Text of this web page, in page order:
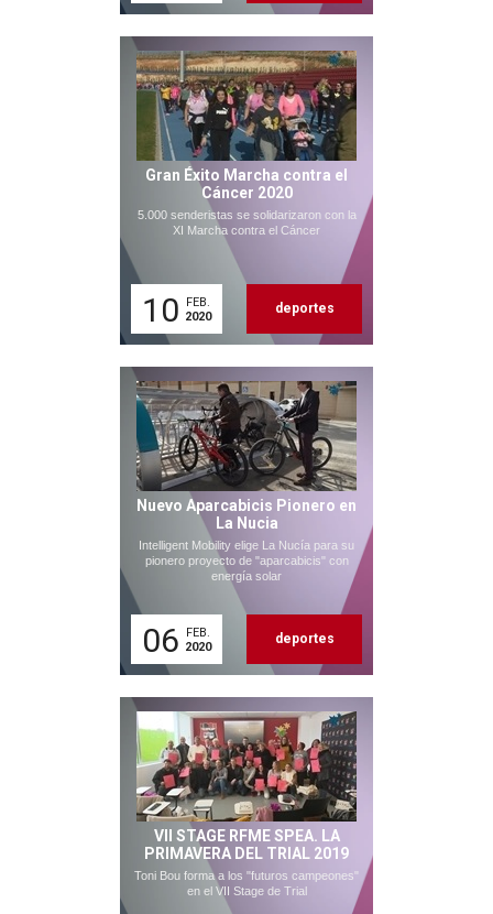
Gran Éxito Marcha contra el
Cáncer 2020
5.000 senderistas se solidarizaron con la
XI Marcha contra el Cáncer
10
FEB.
2020
deportes
Nuevo Aparcabicis Pionero en
La Nucia
Intelligent Mobility elige La Nucía para su
pionero proyecto de "aparcabicis" con
energía solar
06
FEB.
2020
deportes
VII STAGE RFME SPEA. LA
PRIMAVERA DEL TRIAL 2019
Toni Bou forma a los "futuros campeones"
en el VII Stage de Trial